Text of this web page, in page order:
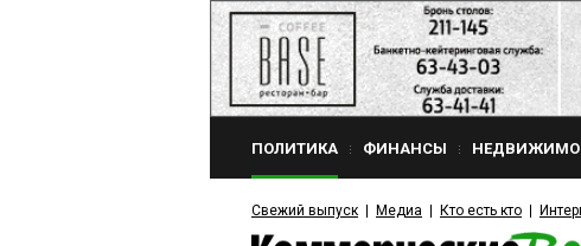
ПОЛИТИКА ФИНАНСЫ
Свежий выпуск Медиа Кто есть кто